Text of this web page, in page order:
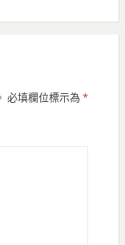
必填欄位標示為 *